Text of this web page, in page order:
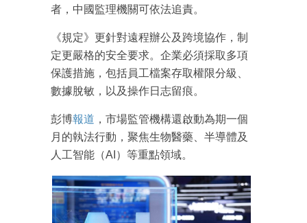
者，中國監理機關可依法追責。
《規定》更針對遠程辦公及跨境協作，制
定更嚴格的安全要求。企業必須採取多項
保護措施，包括員工檔案存取權限分級、
數據脫敏，以及操作日志留痕。
彭博報道 ，市場監管機構還啟動為期一個
月的執法行動，聚焦生物醫藥、半導體及
人工智能（AI）等重點領域。
成為 EJ Tech 會員
最新資訊（附創業懶人包）
箱！